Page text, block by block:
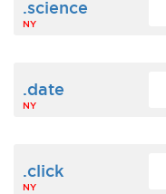
.science
NY
.date
NY
.click
NY